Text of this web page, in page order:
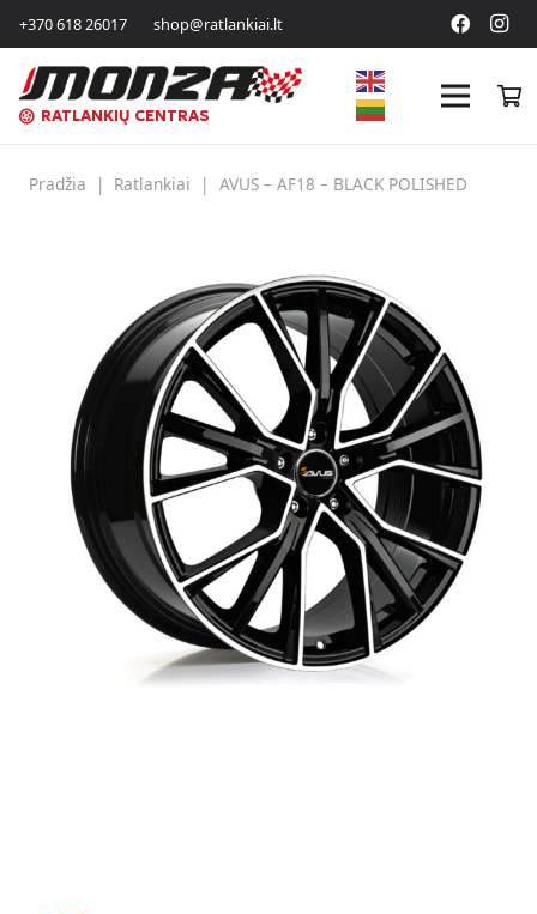
+370 618 26017 shop@ratlankiai.lt
RATLANKIŲ CENTRAS
Pradžia | Ratlankiai | AVUS – AF18 – BLACK POLISHED